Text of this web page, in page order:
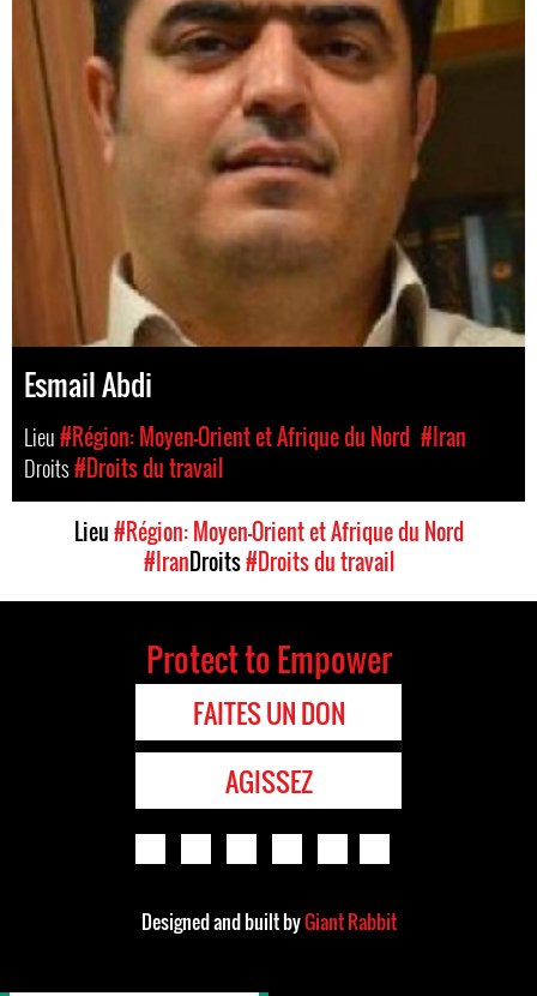
Esmail Abdi
Lieu#Région: Moyen-Orient et Afrique du Nord #Iran
Droits#Droits du travail
Lieu#Région: Moyen-Orient et Afrique du Nord
#IranDroits#Droits du travail
Protect to Empower
FAITES UN DON
AGISSEZ
Designed and built byGiant Rabbit